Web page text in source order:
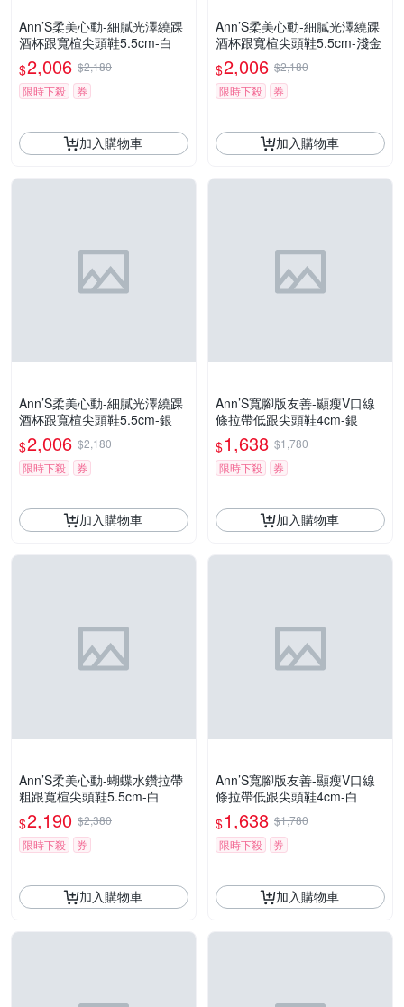
Ann’S柔美心動-細膩光澤繞踝
酒杯跟寬楦尖頭鞋5.5cm-白
$2,006 $2,180
限時下殺
券
加入購物車
Ann’S柔美心動-細膩光澤繞踝
酒杯跟寬楦尖頭鞋5.5cm-淺金
$2,006 $2,180
限時下殺
券
加入購物車
Ann’S柔美心動-細膩光澤繞踝
酒杯跟寬楦尖頭鞋5.5cm-銀
$2,006 $2,180
限時下殺
券
加入購物車
Ann’S寬腳版友善-顯瘦V口線
條拉帶低跟尖頭鞋4cm-銀
$1,638 $1,780
限時下殺
券
加入購物車
Ann’S柔美心動-蝴蝶水鑽拉帶
粗跟寬楦尖頭鞋5.5cm-白
$2,190 $2,380
限時下殺
券
加入購物車
Ann’S寬腳版友善-顯瘦V口線
條拉帶低跟尖頭鞋4cm-白
$1,638 $1,780
限時下殺
券
加入購物車